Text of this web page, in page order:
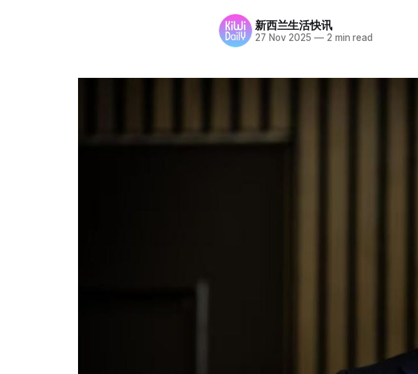
新西兰生活快讯
27 Nov 2025 —2 min read